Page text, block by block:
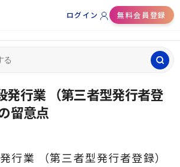
ログイン
無料会員登録
発行業 （第三者型発行者登
留意点
行業 （第三者型発行者登録）